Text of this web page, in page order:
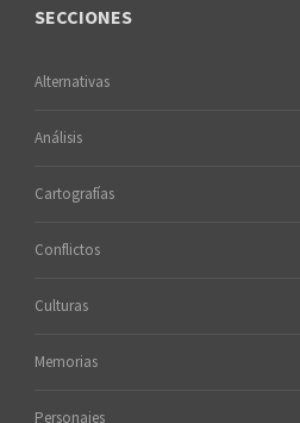
SECCIONES
Alternativas
Análisis
Cartografías
Conflictos
Culturas
Memorias
Personajes